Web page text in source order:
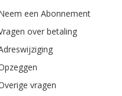
een Abonnement
over betaling
vragen